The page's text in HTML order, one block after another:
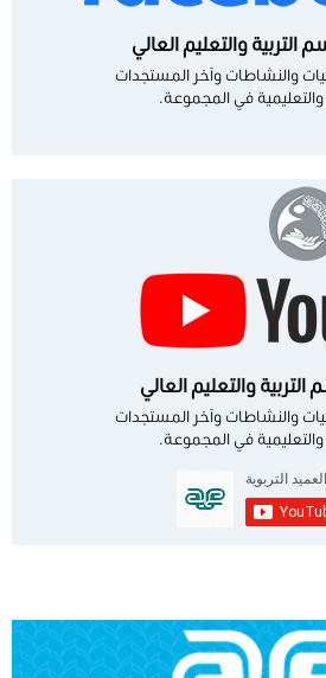
والتعليم العالي
والنشاطات وآخر المستجدات
والتعليمية في المجموعة.
والتعليم العالي
والنشاطات وآخر المستجدات
والتعليمية في المجموعة.